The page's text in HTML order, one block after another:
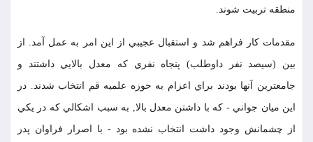
منطقه تربيت شوند.
مقدمات كار فراهم شد و استقبال عجيبي از اين امر به عمل آمد. از
بين (سيصد نفر داوطلب) پنجاه نفري كه معدل بالايي داشتند و
جامعترين آنها بودند براي اعزام به حوزه علميه قم انتخاب شدند. در
اين ميان جواني - كه با داشتن معدل بالا, به سبب اشكالي كه در يكي
از چشمانش وجود داشت انتخاب نشده بود - با اصرار فراوان پدر